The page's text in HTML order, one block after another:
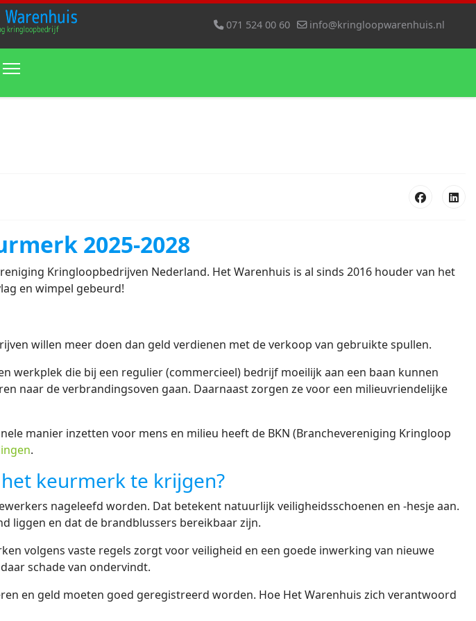
071 524 00 60 info@kringloopwarenhuis.nl
2025-2028
Kringloopbedrijven Nederland. Het Warenhuis is al sinds 2016 houder van het
en wimpel gebeurd!
willen meer doen dan geld verdienen met de verkoop van gebruikte spullen.
werkplek die bij een regulier (commercieel) bedrijf moeilijk aan een baan kunnen
naar de verbrandingsoven gaan. Daarnaast zorgen ze voor een milieuvriendelijke
manier inzetten voor mens en milieu heeft de BKN (Branchevereniging Kringloop
.
keurmerk te krijgen?
nageleefd worden. Dat betekent natuurlijk veiligheidsschoenen en -hesje aan.
liggen en dat de brandblussers bereikbaar zijn.
volgens vaste regels zorgt voor veiligheid en een goede inwerking van nieuwe
schade van ondervindt.
en geld moeten goed geregistreerd worden. Hoe Het Warenhuis zich verantwoord